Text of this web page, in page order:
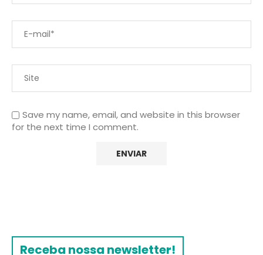
Save my name, email, and website in this browser
for the next time I comment.
Receba nossa newsletter!